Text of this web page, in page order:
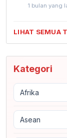
1 bulan yang
LIHAT SEMUA
Kategori
Afrika
Asean